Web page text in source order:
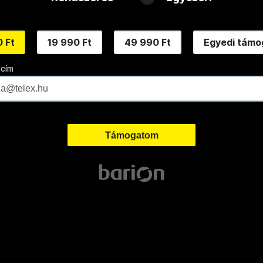
Ft 19 990 Ft 49 990 Ft Egyedi